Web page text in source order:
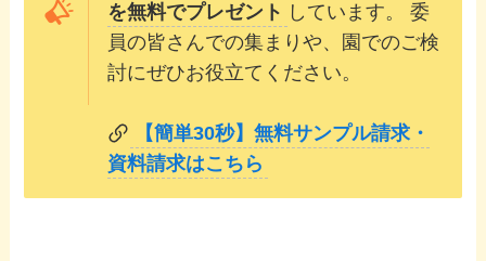
を無料でプレゼント しています。 委
員の皆さんでの集まりや、園でのご検
討にぜひお役立てください。
【簡単30秒】無料サンプル請求・
資料請求はこちら